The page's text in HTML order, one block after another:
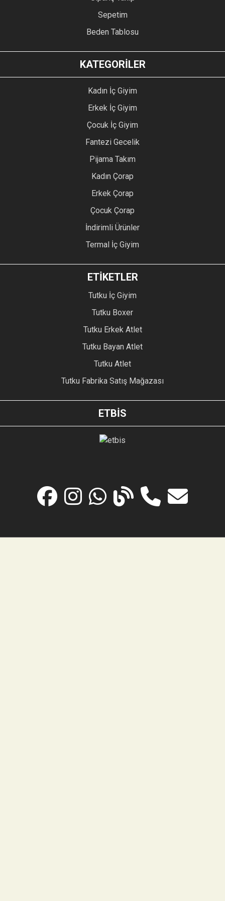
Sepetim
Beden Tablosu
KATEGORİLER
Kadın İç Giyim
Erkek İç Giyim
Çocuk İç Giyim
Fantezi Gecelik
Pijama Takım
Kadın Çorap
Erkek Çorap
Çocuk Çorap
İndirimli Ürünler
Termal İç Giyim
ETİKETLER
Tutku İç Giyim
Tutku Boxer
Tutku Erkek Atlet
Tutku Bayan Atlet
Tutku Atlet
Tutku Fabrika Satış Mağazası
ETBİS